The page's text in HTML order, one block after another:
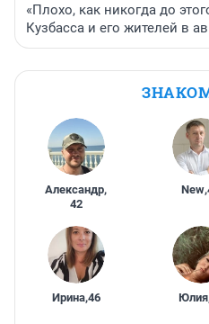
«Плохо, как никогда до
Кузбасса и его жителей в
Александр,
42
New,
Ирина,46 Юлия